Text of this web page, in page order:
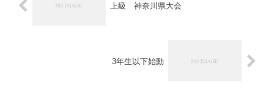
上級 神奈川県大会
3年生以下始動